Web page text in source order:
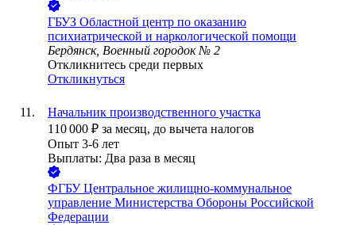
ГБУЗ Областной центр по оказанию
психиатрической и наркологической помощи
Бердянск, Военный городок № 2
Откликнитесь среди первых
Откликнуться
Начальник производственного участка
110 000 ₽ за месяц, до вычета налогов
Опыт 3-6 лет
Выплаты: Два раза в месяц
ФГБУ Центральное жилищно-коммунальное
управление Министерства Обороны Российской
Федерации